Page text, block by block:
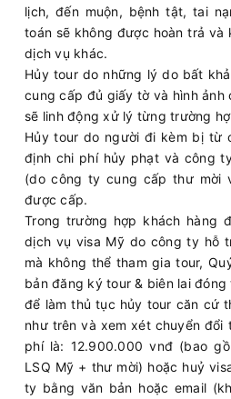
lịch, đến muộn, bệnh tật, tai
toán sẽ không được hoàn trả
dịch vụ khác.
Hủy tour do những lý do bất
cung cấp đủ giấy tờ và hình
sẽ linh động xử lý từng trường
Hủy tour do người đi kèm bị từ
định chi phí hủy phạt và công
(do công ty cung cấp thư mời
được cấp.
Trong trường hợp khách hàng
dịch vụ visa Mỹ do công ty hỗ
mà không thể tham gia tour,
bản đăng ký tour & biên lai
để làm thủ tục hủy tour căn cứ
như trên và xem xét chuyển đổi
phí là: 12.900.000 vnđ (bao
LSQ Mỹ + thư mời) hoặc huỷ
ty bằng văn bản hoặc email